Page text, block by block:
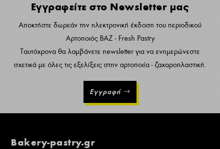
Εγγραφείτε στο Newsletter μας
Αποκτήστε δωρεάν την ηλεκτρονική έκδοση του περιοδικού
Αρτοποιός ΒΑΖ - Fresh Pastry
Ταυτόχρονα θα λαμβάνετε newsletter για να ενημερώνεστε
σχετικά με όλες τις εξελίξεις στην αρτοποιία - ζαχαροπλαστική.
Εγγραφή
Bakery-pastry.gr